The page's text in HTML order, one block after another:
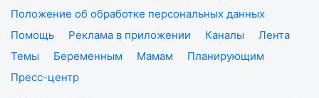
Положение об обработке персональных данных
Помощь
Реклама в приложении Каналы
Лента
Темы
Беременным Мамам
Планирующим
Пресс-центр